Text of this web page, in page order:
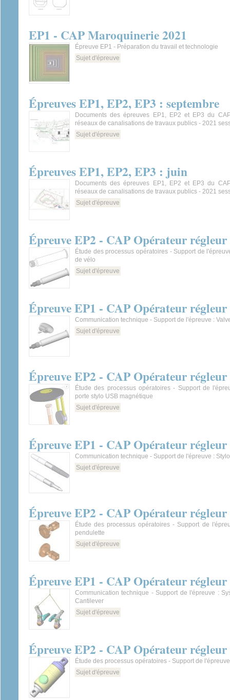
EP1 - CAP Maroquinerie 2021
Épreuve EP1 - Préparation du travail et technologie
Sujet d'épreuve
Épreuves EP1, EP2, EP3 : septembre
Documents des épreuves EP1, EP2 et EP3 du
réseaux de canalisations de travaux publics - 2021
Sujet d'épreuve
Épreuves EP1, EP2, EP3 : juin
Documents des épreuves EP1, EP2 et EP3 du
réseaux de canalisations de travaux publics - 2021
Sujet d'épreuve
Épreuve EP2 - CAP Opérateur
Étude des processus opératoires - Support de
de vélo
Sujet d'épreuve
Épreuve EP1 - CAP Opérateur
Communication technique - Support de l'épreuve :
Sujet d'épreuve
Épreuve EP2 - CAP Opérateur
Étude des processus opératoires - Support de
porte stylo USB magnétique
Sujet d'épreuve
Épreuve EP1 - CAP Opérateur
Communication technique - Support de l'épreuve : Stylo
Sujet d'épreuve
Épreuve EP2 - CAP Opérateur
Étude des processus opératoires - Support de
pendulette
Sujet d'épreuve
Épreuve EP1 - CAP Opérateur
Communication technique - Support de l'épreuve :
Cantilever
Sujet d'épreuve
Épreuve EP2 - CAP Opérateur
Étude des processus opératoires - Support de
Sujet d'épreuve